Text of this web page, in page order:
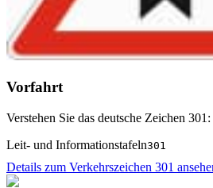
Vorfahrt
Verstehen Sie das deutsche Zeichen
Leit- und Informationstafeln301
Details zum Verkehrszeichen 301